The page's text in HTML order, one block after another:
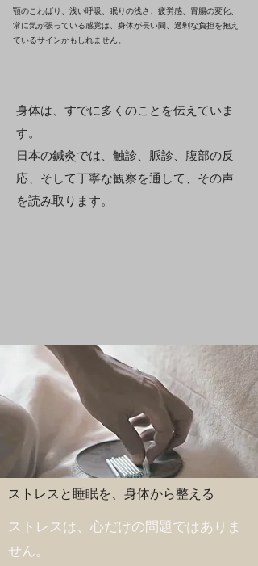
顎のこわばり、浅い呼吸、眠りの浅さ、疲労感、胃腸の変化、
常に気が張っている感覚は、身体が長い間、過剰な負担を抱え
ているサインかもしれません。
身体は、すでに多くのことを伝えていま
す。
日本の鍼灸では、触診、脈診、腹部の反
応、そして丁寧な観察を通して、その声
を読み取ります。
ストレスと睡眠を、身体から整える
ストレスは、心だけの問題ではありま
せん。